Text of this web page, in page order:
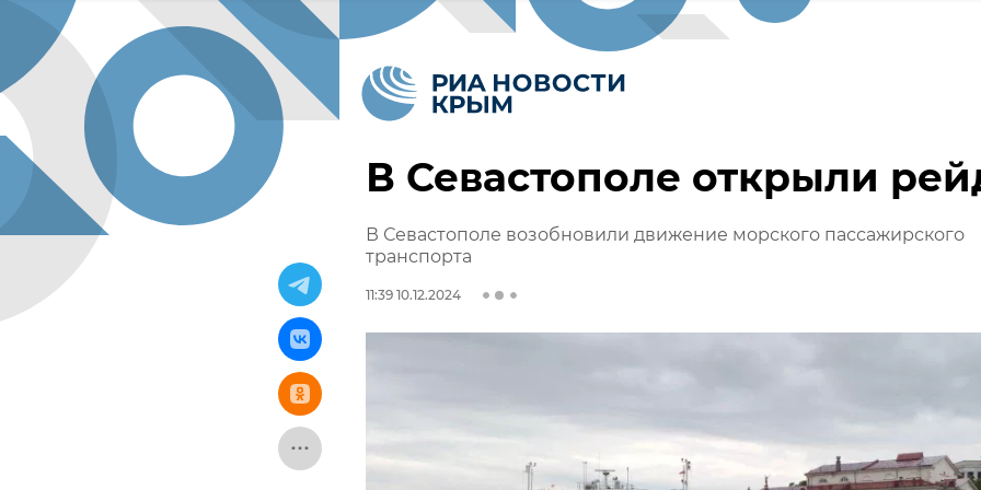
В Севастополе открыли
В Севастополе возобновили движение морского пассажирского
транспорта
11:39 10.12.2024